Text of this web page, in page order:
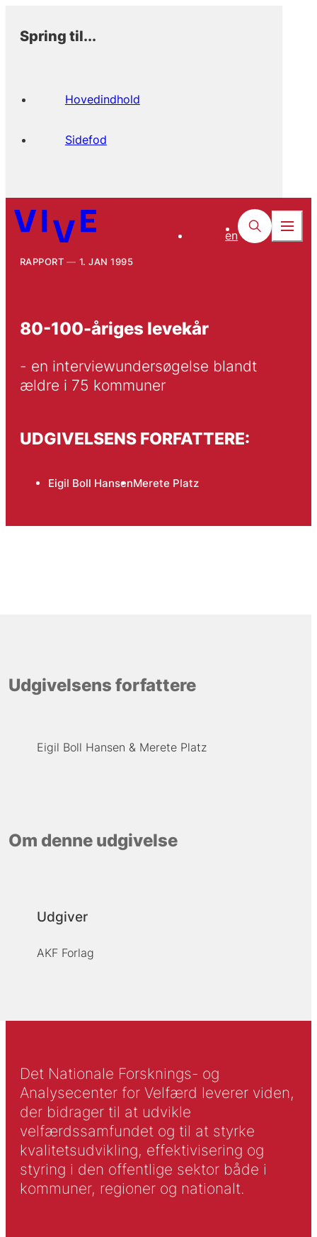
Spring til...
Hovedindhold
Sidefod
en
RAPPORT 1. JAN 1995
80-100-åriges levekår
- en interviewundersøgelse blandt
ældre i 75 kommuner
UDGIVELSENS FORFATTERE:
Eigil Boll HansenMerete Platz
Udgivelsens forfattere
Eigil Boll Hansen Merete Platz
Om denne udgivelse
Udgiver
AKF Forlag
Det Nationale Forsknings- og
Analysecenter for Velfærd leverer viden,
der bidrager til at udvikle
velfærdssamfundet og til at styrke
kvalitetsudvikling, effektivisering og
styring i den offentlige sektor både i
kommuner, regioner og nationalt.